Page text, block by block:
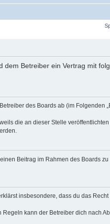
dem Betreiber ein Vertrag mit
des Boards ab (im Folgenden
die an dieser Stelle
Beitrag im Rahmen des Boards zu
insbesondere, dass du das
kann der Betreiber dich nach